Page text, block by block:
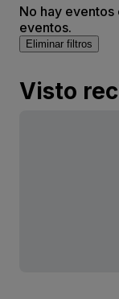
No hay
eventos.
Eliminar filtros
Visto